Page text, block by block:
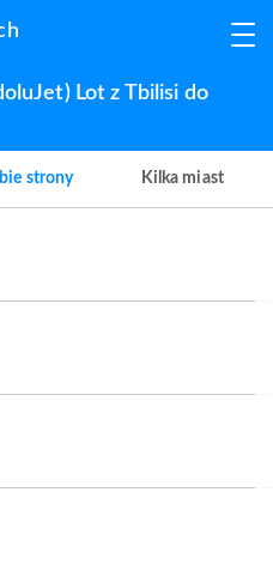
Lot z Tbilisi do
strony Kilka miast